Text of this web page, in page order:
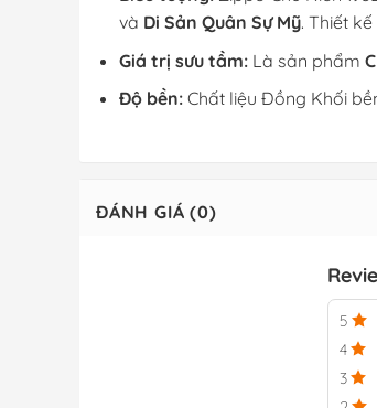
và Di Sản Quân Sự Mỹ. Thiết
Giá trị sưu tầm:Là sản phẩm
Độ bền:Chất liệu Đồng Khối
ĐÁNH GIÁ (0)
5
4
3